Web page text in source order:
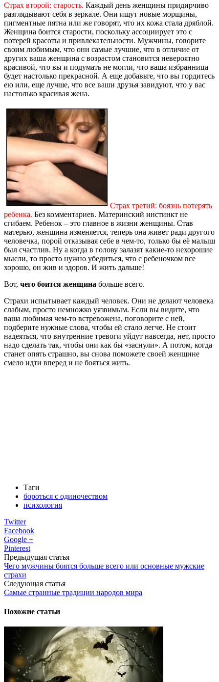
Страх второй: старость. Каждый день женщины придирчиво
разглядывают себя в зеркале. Они ищут новые морщины,
пигментные пятна или же говорят, что их кожа стала дряблой.
Женщина боится старости, поскольку ассоциирует это с
потерей красоты и привлекательности. Мужчины, говорите
своим любимым, что они самые лучшие, что в отличие от
других ваша женщина с возрастом становится невероятно
красивой, что вы и подумать не могли, что ваша избранница
будет настолько прекрасной. А еще добавьте, что вы гордитесь
ею или, еще лучше, что все ваши друзья завидуют, что у вас
настолько красивая жена.
Страх третий: боязнь потерять
ребенка. Без комментариев. Материнский инстинкт не
сгибаем. Ребенок – это главное в жизни женщины. Став
матерью, женщина изменяется, теперь она живет ради другого
человечка, порой отказывая себе в чем-то, только бы её малыш
был счастлив. Ну а когда в голову залазят какие-то нехорошие
мысли, то просто нужно убедиться, что с ребеночком все
хорошо, он жив и здоров. И жить дальше!
Вот, чего боится женщина больше всего.
Страхи испытывает каждый человек. Они не делают человека
слабым, просто немножко уязвимым. Если вы видите, что
ваша любимая чем-то встревожена, поговорите с ней,
подберите нужные слова, чтобы ей стало легче. Не стоит
надеяться, что внутренние тревоги уйдут навсегда, нет, просто
надо сделать так, чтобы они как бы «заснули». А потом, когда
станет опять страшно, вы снова поможете своей женщине
смело идти вперед и не бояться жить.
Таги
бороться с одиночеством
психология
Twitter
Facebook
Google +
Pinterest
Предыдущая статья
Чего мужчины боятся больше всего или основные мужские
страхи
Следующая статья
Самые странные традиции народов мира
Похожие статьи